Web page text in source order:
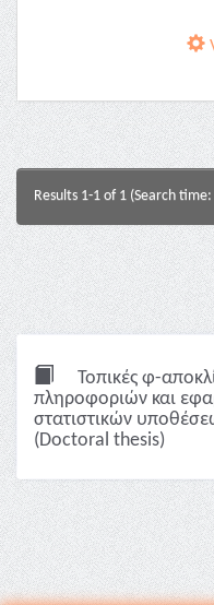
Results 1-1 of 1 (Search
Τοπικές φ-
πληροφοριών και
στατιστικών
(Doctoral thesis)